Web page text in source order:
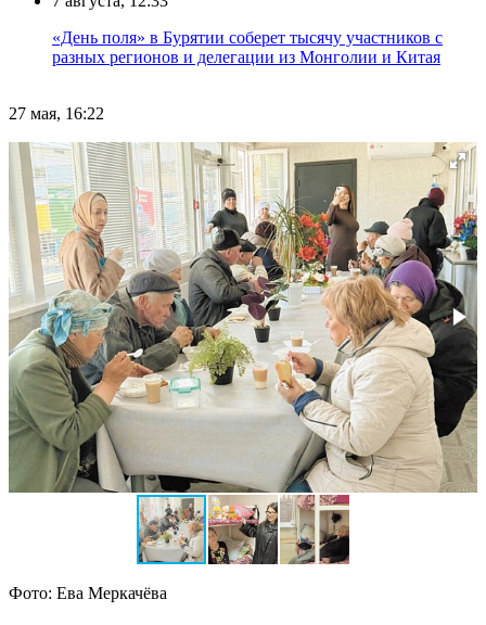
«День поля» в Бурятии соберет тысячу участников с
разных регионов и делегации из Монголии и Китая
27 мая, 16:22
Фото: Ева Меркачёва